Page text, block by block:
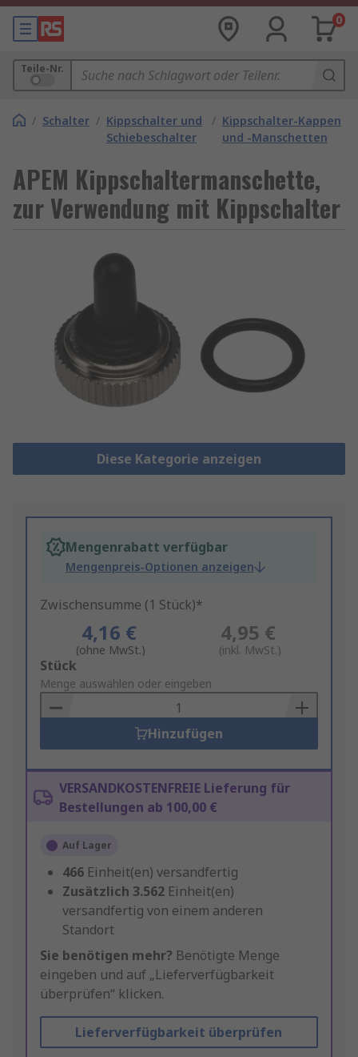
0
Teile-Nr.
/ Schalter / Kippschalter und
Schiebeschalter
/ Kippschalter-Kappen
und -Manschetten
APEM Kippschaltermanschette,
zur Verwendung mit Kippschalter
Diese Kategorie anzeigen
Mengenrabatt verfügbar
Mengenpreis-Optionen anzeigen
Zwischensumme (1 Stück)*
4,16 €
(ohne MwSt.)
4,95 €
(inkl. MwSt.)
Add
to
Basket
Stück
Menge auswählen oder eingeben
Hinzufügen
VERSANDKOSTENFREIE Lieferung für
Bestellungen ab 100,00 €
Auf Lager
466 Einheit(en) versandfertig
Zusätzlich 3.562 Einheit(en)
versandfertig von einem anderen
Standort
Sie benötigen mehr? Benötigte Menge
eingeben und auf „Lieferverfügbarkeit
überprüfen“ klicken.
Lieferverfügbarkeit überprüfen